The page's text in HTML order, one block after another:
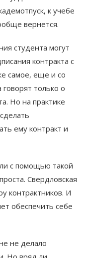
к учебе
вернется.
студента могут
контракта с
самое, еще и со
только о
Но на практике
ему контракт и
с помощью такой
Свердловская
контрактников. И
обеспечить себе
не делало